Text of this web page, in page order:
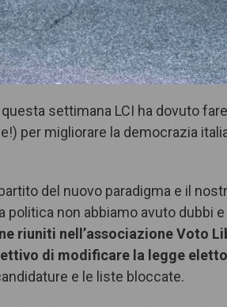
settimana LCI ha dovuto
per migliorare la democrazia
del nuovo paradigma e il
non abbiamo avuto dubbi e
riuniti nell’associazione Voto
di modificare la legge
e le liste bloccate.